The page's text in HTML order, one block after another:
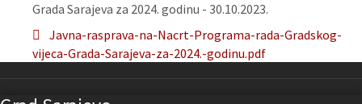
Grada Sarajeva za 2024. godinu - 30.10.2023.
Javna-rasprava-na-Nacrt-Programa-rada-Gradskog-
vijeca-Grada-Sarajeva-za-2024.-godinu.pdf